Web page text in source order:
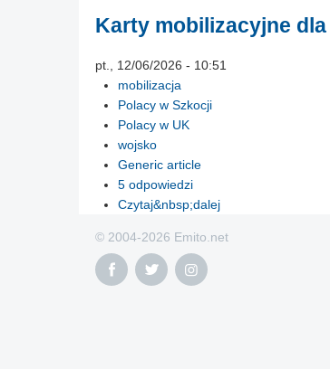
Karty mobilizacyjne
pt., 12/06/2026 - 10:51
mobilizacja
Polacy w Szkocji
Polacy w UK
wojsko
Generic article
5 odpowiedzi
Czytaj&nbsp;dalej
© 2004-2026 Emito.net